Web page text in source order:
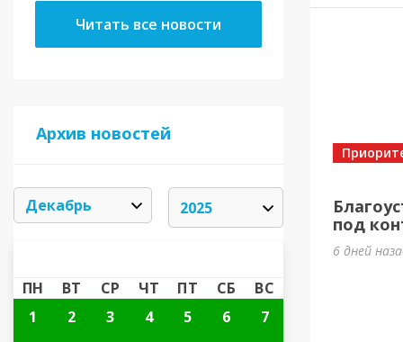
Читать все новости
Архив новостей
ПН ВТ СР ЧТ ПТ СБ
ВС
1
2 3 4 5 6
7
под
6 дней